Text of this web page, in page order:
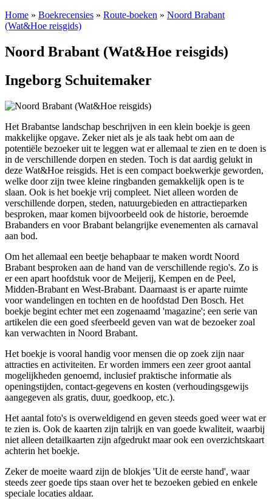
Home » Boekrecensies » Route-boeken » Noord Brabant
(Wat&Hoe reisgids)
Noord Brabant (Wat&Hoe reisgids)
Ingeborg Schuitemaker
Het Brabantse landschap beschrijven in een klein boekje is geen
makkelijke opgave. Zeker niet als je als taak hebt om aan de
potentiële bezoeker uit te leggen wat er allemaal te zien en te doen is
in de verschillende dorpen en steden. Toch is dat aardig gelukt in
deze Wat&Hoe reisgids. Het is een compact boekwerkje geworden,
welke door zijn twee kleine ringbanden gemakkelijk open is te
slaan. Ook is het boekje vrij compleet. Niet alleen worden de
verschillende dorpen, steden, natuurgebieden en attractieparken
besproken, maar komen bijvoorbeeld ook de historie, beroemde
Brabanders en voor Brabant belangrijke evenementen als carnaval
aan bod.
Om het allemaal een beetje behapbaar te maken wordt Noord
Brabant besproken aan de hand van de verschillende regio's. Zo is
er een apart hoofdstuk voor de Meijerij, Kempen en de Peel,
Midden-Brabant en West-Brabant. Daarnaast is er aparte ruimte
voor wandelingen en tochten en de hoofdstad Den Bosch. Het
boekje begint echter met een zogenaamd 'magazine'; een serie van
artikelen die een goed sfeerbeeld geven van wat de bezoeker zoal
kan verwachten in Noord Brabant.
Het boekje is vooral handig voor mensen die op zoek zijn naar
attracties en activiteiten. Er worden immers een zeer groot aantal
mogelijkheden genoemd, inclusief praktische informatie als
openingstijden, contact-gegevens en kosten (verhoudingsgewijs
aangegeven als gratis, duur, goedkoop, etc.).
Het aantal foto's is overweldigend en geven steeds goed weer wat er
te zien is. Ook de kaarten zijn talrijk en van goede kwaliteit, waarbij
niet alleen detailkaarten zijn afgedrukt maar ook een overzichtskaart
achterin het boekje.
Zeker de moeite waard zijn de blokjes 'Uit de eerste hand', waar
steeds zeer goede tips staan over het te bezoeken gebied en enkele
speciale locaties aldaar.